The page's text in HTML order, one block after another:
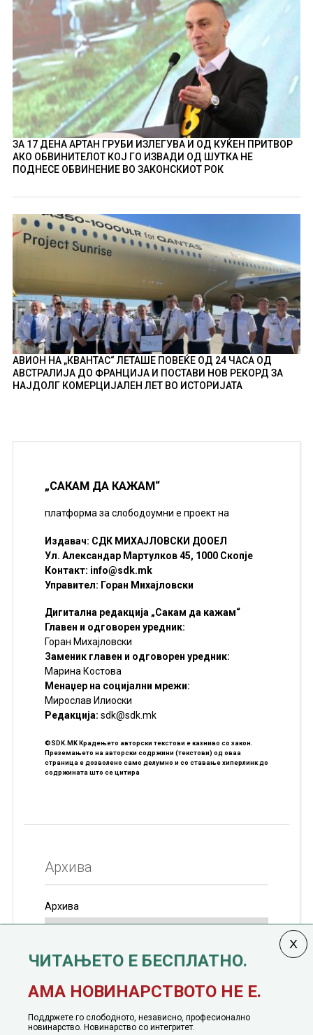
ЗА 17 ДЕНА АРТАН ГРУБИ ИЗЛЕГУВА И ОД КУЌЕН ПРИТВОР
АКО ОБВИНИТЕЛОТ КОЈ ГО ИЗВАДИ ОД ШУТКА НЕ
ПОДНЕСЕ ОБВИНЕНИЕ ВО ЗАКОНСКИОТ РОК
АВИОН НА „КВАНТАС“ ЛЕТАШЕ ПОВЕЌЕ ОД 24 ЧАСА ОД
АВСТРАЛИЈА ДО ФРАНЦИЈА И ПОСТАВИ НОВ РЕКОРД ЗА
НАЈДОЛГ КОМЕРЦИЈАЛЕН ЛЕТ ВО ИСТОРИЈАТА
„САКАМ ДА КАЖАМ“
платформа за слободоумни е проект на
Издавач: СДК МИХАЈЛОВСКИ ДООЕЛ
Ул. Александар Мартулков 45, 1000 Скопје
Контакт: info@sdk.mk
Управител: Горан Михајловски
Дигитална редакција „Сакам да кажам“
Главен и одговорен уредник:
Горан Михајловски
Заменик главен и одговорен уредник:
Марина Костова
Менаџер на социјални мрежи:
Мирослав Илиоски
Редакцијa: sdk@sdk.mk
©SDK.MK Крадењето авторски текстови е казниво со закон.
Преземањето на авторски содржини (текстови) од оваа
страница е дозволено само делумно и со ставање хиперлинк до
содржината што се цитира
Архива
Архива
јануари, 1991 година
ЧИТАЊЕТО Е БЕСПЛАТНО.
АМА НОВИНАРСТВОТО НЕ Е.
Поддржете го слободното, независно, професионално
новинарство. Новинарство со интегритет.